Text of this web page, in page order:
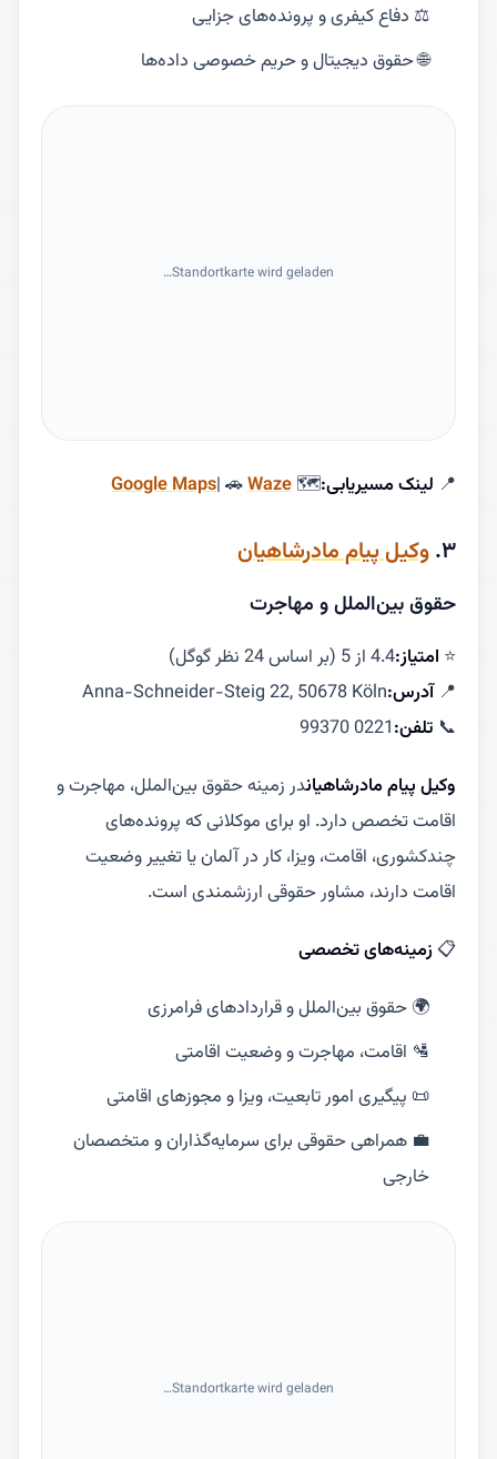
⚖️ دفاع کیفری و پرونده‌های جزایی
🌐 حقوق دیجیتال و حریم خصوصی داده‌ها
Standortkarte wird geladen…
📍 لینک مسیریابی:🗺
Google Maps| 🚗Waze
۳. وکیل پیام مادرشاهیان
حقوق بین‌الملل و مهاجرت
⭐ امتیاز:4.4 از 5 (بر اساس 24 نظر گوگل)
📍آدرس:Anna-Schneider-Steig 22, 50678 Köln
📞 تلفن:0221 99370
وکیل پیام مادرشاهیاندر زمینه حقوق بین‌الملل، مهاجرت و
اقامت تخصص دارد. او برای موکلانی که پرونده‌های
چندکشوری، اقامت، ویزا، کار در آلمان یا تغییر وضعیت
اقامت دارند، مشاور حقوقی ارزشمندی است.
📋زمینه‌های تخصصی
🌍 حقوق بین‌الملل و قراردادهای فرامرزی
🛂 اقامت، مهاجرت و وضعیت اقامتی
📜 پیگیری امور تابعیت، ویزا و مجوزهای اقامتی
💼 همراهی حقوقی برای سرمایه‌گذاران و متخصصان
خارجی
Standortkarte wird geladen…